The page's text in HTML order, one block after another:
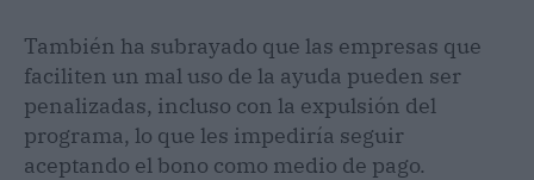
También ha subrayado que las empresas que
faciliten un mal uso de la ayuda pueden ser
penalizadas, incluso con la expulsión del
programa, lo que les impediría seguir
aceptando el bono como medio de pago.